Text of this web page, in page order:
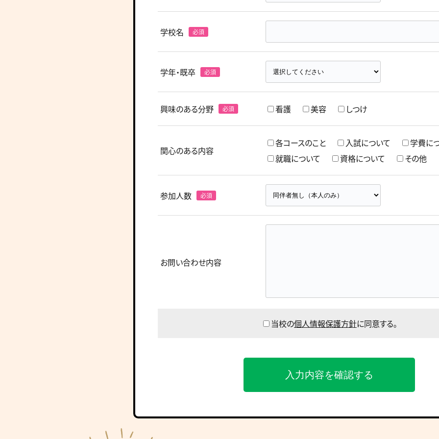
学校名
学年・既卒
興味のある分野 看護 美容 しつけ
関心のある内容
各コースのこと 入試について
学費に
就職について
資格について その他
参加人数
お問い合わせ内容
当校の個人情報保護方針に同意する。